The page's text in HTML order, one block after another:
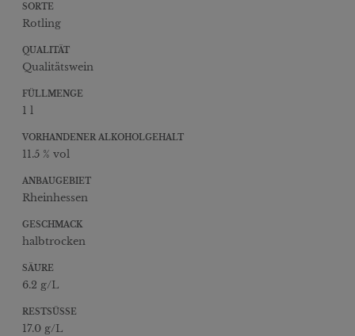
SORTE
Rotling
QUALITÄT
Qualitätswein
FÜLLMENGE
1 l
VORHANDENER ALKOHOLGEHALT
11.5 % vol
ANBAUGEBIET
Rheinhessen
GESCHMACK
halbtrocken
SÄURE
6.2 g/L
RESTSÜSSE
17.0 g/L